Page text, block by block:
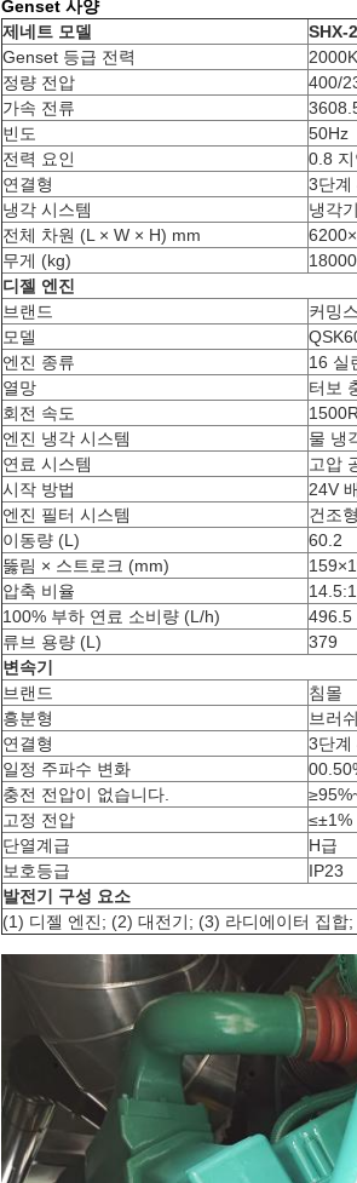
Genset 사양
제네트 모델
SHX-
Genset 등급 전력
정량 전압
400/
가속 전류
빈도
50Hz
전력 요인
0.8 지
연결형
3단계
냉각 시스템
냉각
전체 차원 (L × W × H) mm
무게 (kg)
18000
디젤 엔진
브랜드
커밍스
모델
엔진 종류
16 실
열망
터보
회전 속도
엔진 냉각 시스템
물 냉
연료 시스템
고압
시작 방법
24V
엔진 필터 시스템
건조
이동량 (L)
60.2
뚫림 × 스트로크 (mm)
압축 비율
14.5:1
100% 부하 연료 소비량 (L/h)
496.5
류브 용량 (L)
379
변속기
브랜드
침몰
흥분형
브러
연결형
3단계
일정 주파수 변화
충전 전압이 없습니다.
고정 전압
≤±1%
단열계급
H급
보호등급
IP23
발전기 구성 요소
(1) 디젤 엔진; (2) 대전기; (3) 라디에이터 집합